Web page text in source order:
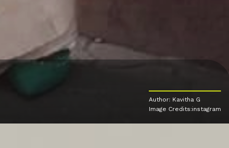
Author: Kavitha G
Image Credits:instagram